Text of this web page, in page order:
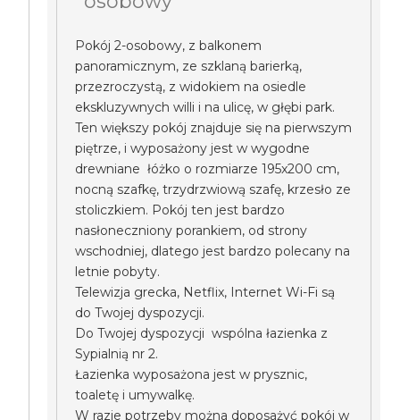
Pokój 2-osobowy, z balkonem
panoramicznym, ze szklaną barierką,
przezroczystą, z widokiem na osiedle
ekskluzywnych willi i na ulicę, w głębi park.
Ten większy pokój znajduje się na pierwszym
piętrze, i wyposażony jest w wygodne
drewniane łóżko o rozmiarze 195x200 cm,
nocną szafkę, trzydrzwiową szafę, krzesło ze
stoliczkiem. Pokój ten jest bardzo
nasłoneczniony porankiem, od strony
wschodniej, dlatego jest bardzo polecany na
letnie pobyty.
Telewizja grecka, Netflix, Internet Wi-Fi są
do Twojej dyspozycji.
Do Twojej dyspozycji wspólna łazienka z
Sypialnią nr 2.
Łazienka wyposażona jest w prysznic,
toaletę i umywalkę.
W razie potrzeby można doposażyć pokój w